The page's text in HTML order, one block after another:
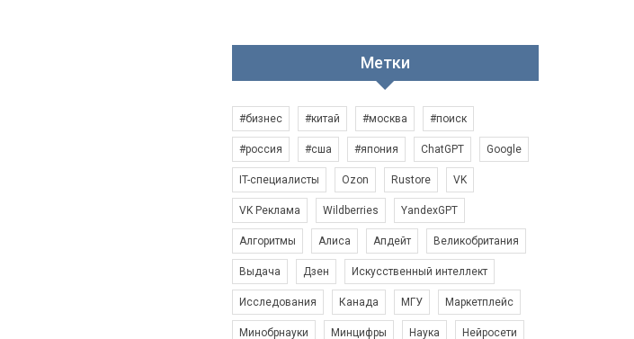
Метки
#бизнес #китай #москва #поиск
#россия #сша #япония ChatGPT Google
IT-специалисты Ozon Rustore VK
VK Реклама Wildberries YandexGPT
Алгоритмы Алиса Апдейт Великобритания
Выдача Дзен Искусственный интеллект
Исследования Канада МГУ Маркетплейс
Минобрнауки Минцифры Наука Нейросети